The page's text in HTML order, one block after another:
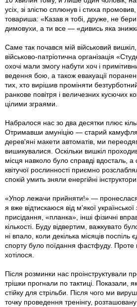
усіх, зі злістю сплюнув і стиха
товариша: «Казав я тобі, друже, не бери
димовухи, а ти все — «дивись яка
Саме так почався мій військовий
військово-патріотична організація
охочі мали змогу набути хоч і
ведення бою, а також евакуації
тих, хто вирішив проміняти
ранкове повітря і величезних кусючих
цілими зграями.
Набралося нас зо два десятки плюс
Отримавши амуніцію — старий
дерев'яні макети автоматів, ми
вишикувалися. Оскільки вишкіл
місця навколо було справді вдосталь, а
квітучої рослинності приємно
спокій умить зняли енергійні інструктори.
«Упор лежачи прийняти!» —
я вже відтискаюся від м'якої
присідання, «планка», інші фізичні
кількості. Буду відвертим, важкувато
ні впало, коли декілька місяців
спорту було поїдання фастфуду. Проте
хотілося.
Після розминки нас проінструктували
трішки прогнали по тактиці. Показали,
стійку для стрільби. Після чого ми
точку проведення тренінгу, розташовану